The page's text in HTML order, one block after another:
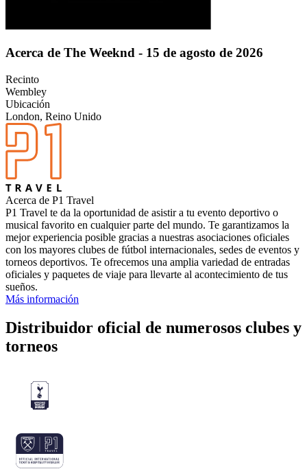
Acerca de The Weeknd - 15 de agosto de 2026
Recinto
Wembley
Ubicación
London, Reino Unido
Acerca de P1 Travel
P1 Travel te da la oportunidad de asistir a tu evento deportivo o
musical favorito en cualquier parte del mundo. Te garantizamos la
mejor experiencia posible gracias a nuestras asociaciones oficiales
con los mayores clubes de fútbol internacionales, sedes de eventos y
torneos deportivos. Te ofrecemos una amplia variedad de entradas
oficiales y paquetes de viaje para llevarte al acontecimiento de tus
sueños.
Más información
Distribuidor oficial de numerosos clubes y
torneos